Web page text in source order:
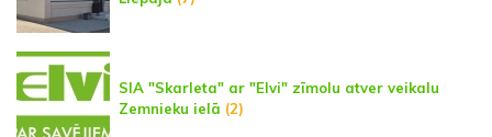
SIA "Skarleta" ar "Elvi" zīmolu atver veikalu
Zemnieku ielā (2)